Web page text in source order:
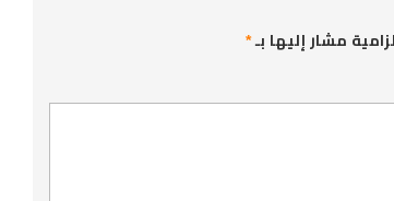
مشار إليها بـ*